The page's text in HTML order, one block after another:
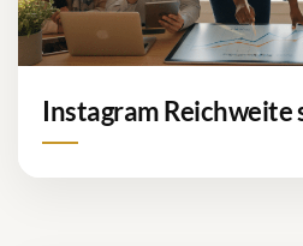
Instagram Reichweite